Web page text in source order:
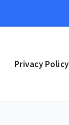
Privacy Policy